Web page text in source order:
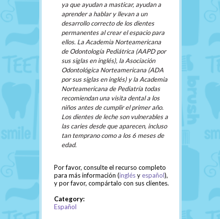
ya que ayudan a masticar, ayudan a
aprender a hablar y llevan a un
desarrollo correcto de los dientes
permanentes al crear el espacio para
ellos. La Academia Norteamericana
de Odontología Pediátrica (AAPD por
sus siglas en inglés), la Asociación
Odontológica Norteamericana (ADA
por sus siglas en inglés) y la Academia
Norteamericana de Pediatría todas
recomiendan una visita dental a los
niños antes de cumplir el primer año.
Los dientes de leche son vulnerables a
las caries desde que aparecen, incluso
tan temprano como a los 6 meses de
edad.
Por favor, consulte el recurso completo
para más información (inglésyespañol),
y por favor, compártalo con sus clientes.
Category:
Español